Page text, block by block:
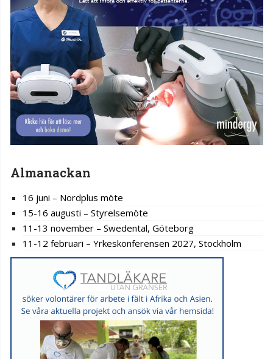
Almanackan
16 juni – Nordplus möte
15-16 augusti – Styrelsemöte
11-13 november – Swedental, Göteborg
11-12 februari – Yrkeskonferensen 2027, Stockholm